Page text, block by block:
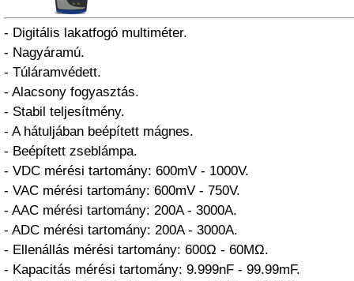
- Digitális lakatfogó multiméter.
- Nagyáramú.
- Túláramvédett.
- Alacsony fogyasztás.
- Stabil teljesítmény.
- A hátuljában beépített mágnes.
- Beépített zseblámpa.
- VDC mérési tartomány: 600mV - 1000V.
- VAC mérési tartomány: 600mV - 750V.
- AAC mérési tartomány: 200A - 3000A.
- ADC mérési tartomány: 200A - 3000A.
- Ellenállás mérési tartomány: 600Ω - 60MΩ.
- Kapacitás mérési tartomány: 9.999nF - 99.99mF.